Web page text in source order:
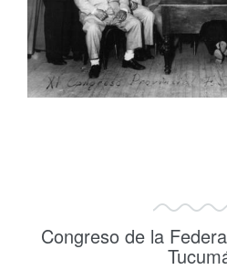
Congreso de la